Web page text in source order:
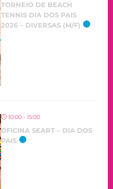
TORNEIO DE BEACH
TENNIS DIA DOS PAIS
2026 – DIVERSAS (M/F)
10:00 - 15:00
OFICINA SEART – DIA DOS
PAIS